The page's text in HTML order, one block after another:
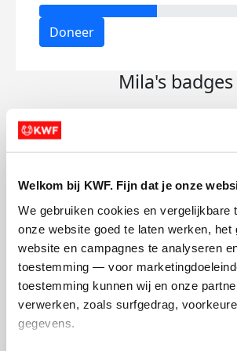
Welkom bij KWF. Fijn dat je onze
We gebruiken cookies en vergelijkbare
onze website goed te laten werken, het
website en campagnes te analyseren
toestemming — voor
toestemming kunnen wij en onze
verwerken, zoals surfgedrag,
gegevens.
Doneer
Mila's badges